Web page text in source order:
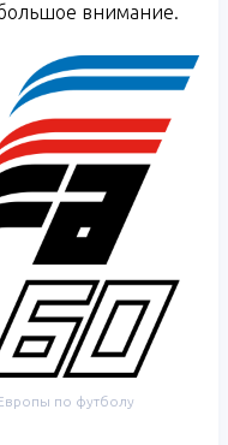
внимание.
по футболу